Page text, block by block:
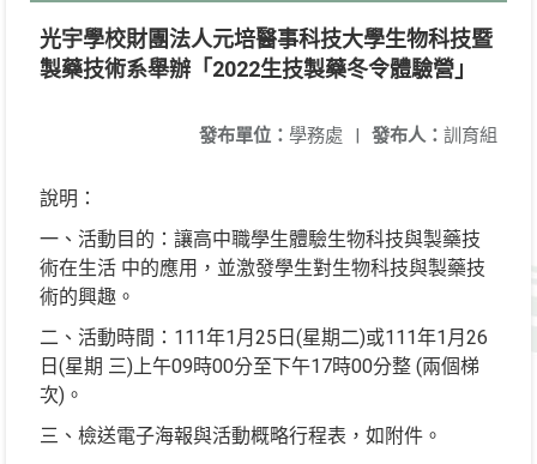
光宇學校財團法人元培醫事科技大學生物科技暨
製藥技術系舉辦「2022生技製藥冬令體驗營」
發布人： 訓育組
發布單位： 學務處 |
說明：
一、活動目的：讓高中職學生體驗生物科技與製藥技
術在生活 中的應用，並激發學生對生物科技與製藥技
術的興趣。
二、活動時間：111年1月25日(星期二)或111年1月26
日(星期 三)上午09時00分至下午17時00分整 (兩個梯
次)。
三、檢送電子海報與活動概略行程表，如附件。